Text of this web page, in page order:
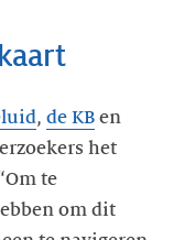
, de KB en
het
te
om dit